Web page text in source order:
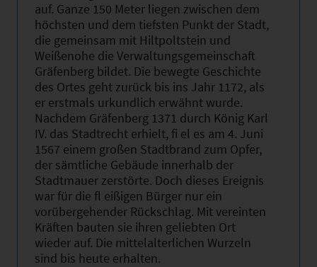
auf. Ganze 150 Meter liegen zwischen dem
höchsten und dem tiefsten Punkt der Stadt,
die gemeinsam mit Hiltpoltstein und
Weißenohe die Verwaltungsgemeinschaft
Gräfenberg bildet. Die bewegte Geschichte
des Ortes geht zurück bis ins Jahr 1172, als
er erstmals urkundlich erwähnt wurde.
Nachdem Gräfenberg 1371 durch König Karl
IV. das Stadtrecht erhielt, fi el es am 4. Juni
1567 einem großen Stadtbrand zum Opfer,
der sämtliche Gebäude innerhalb der
Stadtmauer zerstörte. Doch dieses Ereignis
war für die fl eißigen Bürger nur ein
vorübergehender Rückschlag. Mit vereinten
Kräften bauten sie ihren geliebten Ort
wieder auf. Die mittelalterlichen Wurzeln
sind bis heute erhalten.